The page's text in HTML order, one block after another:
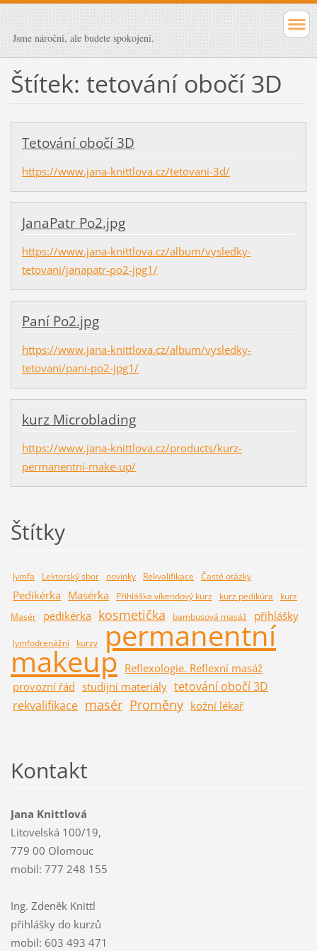
Jsme nároční, ale budete spokojeni.
Štítek: tetování obočí 3D
Tetování obočí 3D
https://www.jana-knittlova.cz/tetovani-3d/
JanaPatr Po2.jpg
https://www.jana-knittlova.cz/album/vysledky-
tetovani/janapatr-po2-jpg1/
Paní Po2.jpg
https://www.jana-knittlova.cz/album/vysledky-
tetovani/pani-po2-jpg1/
kurz Microblading
https://www.jana-knittlova.cz/products/kurz-
permanentni-make-up/
Štítky
lymfa Lektorský sbor novinky Rekvalifikace Časté otázky
Pedikérka Masérka Přihláška víkendový kurz kurz pedikúra
kurz
Masér
pedikérka kosmetička bambusová masáž přihlášky
lymfodrenážní kurzy permanentní
makeup Reflexologie. Reflexní masáž
provozní řád studijní materiály tetování obočí 3D
rekvalifikace masér Proměny kožní lékař
Kontakt
Jana Knittlová
Litovelská 100/19,
779 00 Olomouc
mobil: 777 248 155
Ing. Zdeněk Knittl
přihlášky do kurzů
mobil: 603 493 471